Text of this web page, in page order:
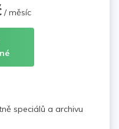
/ měsíc
speciálů a archivu